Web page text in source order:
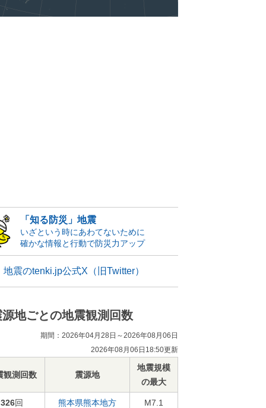
「知る防災」地震
いざという時にあわてないために
確かな情報と行動で防災力アップ
地震のtenki.jp公式X（旧Twitter）
源地ごとの地震観測回数
期間：2026年04月28日～2026年08月06日
2026年08月06日18:50更新
観測回数 震源地
地震規模
の最大
326回 熊本県熊本地方 M7.1